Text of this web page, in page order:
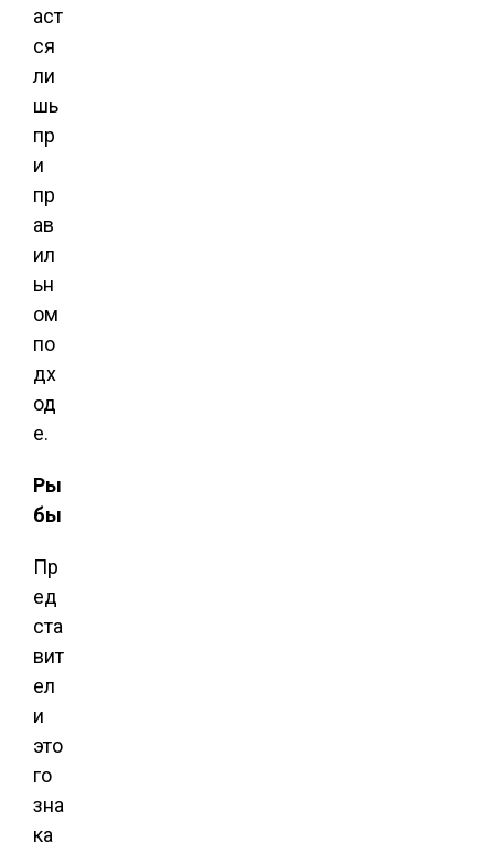
аст
ся
ли
шь
пр
и
пр
ав
ил
ьн
ом
по
дх
од
е.
Ры
бы
Пр
ед
ста
вит
ел
и
это
го
зна
ка